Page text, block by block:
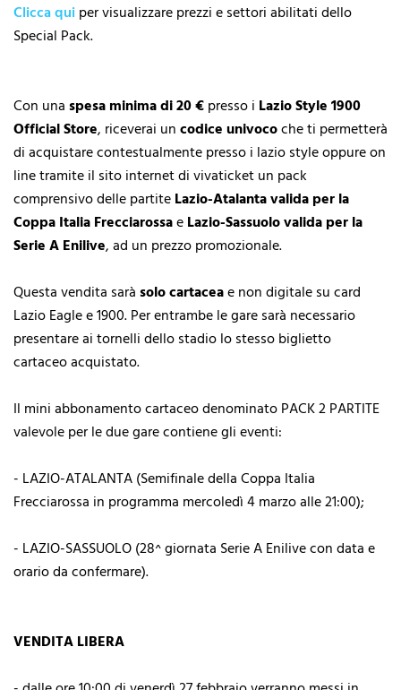
Clicca qui per visualizzare prezzi e settori abilitati dello
Special Pack.
Con unaspesa minima di 20 €presso i Lazio Style 1900
Official Store, riceverai uncodice univocoche ti permetterà
di acquistare contestualmente presso i lazio style oppure on
line tramite il sito internet di vivaticket un pack
comprensivo delle partiteLazio-Atalanta valida per la
Coppa Italia FrecciarossaeLazio-Sassuolo valida per la
Serie A Enilive, ad un prezzo promozionale.
Questa vendita saràsolo cartaceae non digitale su card
Lazio Eagle e 1900. Per entrambe le gare sarà necessario
presentare ai tornelli dello stadio lo stesso biglietto
cartaceo acquistato.
Il mini abbonamento cartaceo denominato PACK 2 PARTITE
valevole per le due gare contiene gli eventi:
- LAZIO-ATALANTA (Semifinale della Coppa Italia
Frecciarossa in programma mercoledì 4 marzo alle 21:00);
- LAZIO-SASSUOLO (28^ giornata Serie A Enilive con data e
orario da confermare).
VENDITA LIBERA